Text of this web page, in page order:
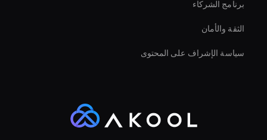
برنامج الشركاء
الثقة والأمان
سياسة الإشراف على المحتوى